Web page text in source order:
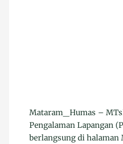
Mataram_Humas –
Pengalaman Lapangan
berlangsung di halaman